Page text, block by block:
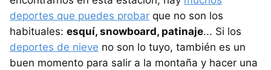
deportes que puedes probar que no son los
habituales: esquí, snowboard, patinaje... Si los
deportes de nieve no son lo tuyo, también es un
buen momento para salir a la montaña y hacer una